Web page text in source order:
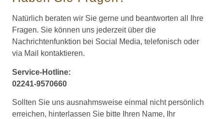
Natürlich beraten wir Sie gerne und beantworten all Ihre
Fragen. Sie können uns jederzeit über die
Nachrichtenfunktion bei Social Media, telefonisch oder
via Mail kontaktieren.
Service-Hotline:
02241-9570660
Sollten Sie uns ausnahmsweise einmal nicht persönlich
erreichen, hinterlassen Sie bitte Ihren Name, Ihr